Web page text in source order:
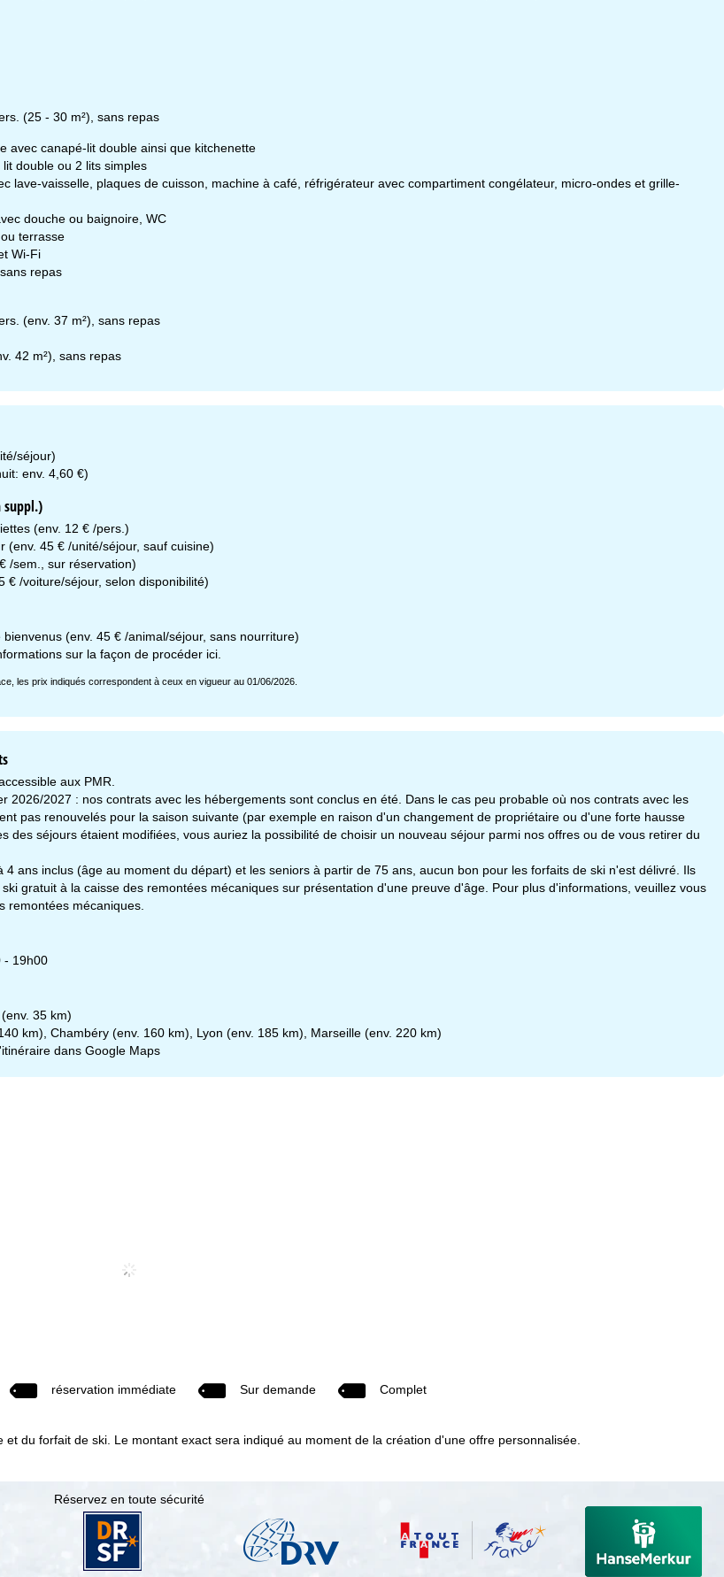
Conseil
(25 - 30 m²), sans repas
avec canapé-lit double ainsi que kitchenette
double ou 2 lits simples
lave-vaisselle, plaques de cuisson, machine à café, réfrigérateur avec compartiment congélateur, micro-ondes et grille-
douche ou baignoire, WC
terrasse
Wi-Fi
repas
(env. 37 m²), sans repas
42 m²), sans repas
séjour)
env. 4,60 €)
suppl.)
(env. 12 € /pers.)
(env. 45 € /unité/séjour, sauf cuisine)
/sem., sur réservation)
€ /voiture/séjour, selon disponibilité)
(env. 45 € /animal/séjour, sans nourriture)
sur la façon de procéder ici.
les prix indiqués correspondent à ceux en vigueur au 01/06/2026.
aux PMR.
2026/2027 : nos contrats avec les hébergements sont conclus en été. Dans le cas peu probable où nos contrats avec les
pas renouvelés pour la saison suivante (par exemple en raison d'un changement de propriétaire ou d'une forte hausse
des séjours étaient modifiées, vous auriez la possibilité de choisir un nouveau séjour parmi nos offres ou de vous retirer du
4 ans inclus (âge au moment du départ) et les seniors à partir de 75 ans, aucun bon pour les forfaits de ski n'est délivré. Ils
gratuit à la caisse des remontées mécaniques sur présentation d'une preuve d'âge. Pour plus d'informations, veuillez vous
remontées mécaniques.
- 19h00
35 km)
km), Chambéry (env. 160 km), Lyon (env. 185 km), Marseille (env. 220 km)
dans Google Maps
réservation immédiate Sur demande Complet
du forfait de ski. Le montant exact sera indiqué au moment de la création d'une offre personnalisée.
Réservez en toute sécurité